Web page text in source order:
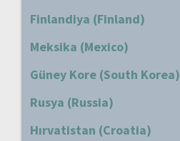
Finlandiya (Finland)
Meksika (Mexico)
Güney Kore (South Korea)
Rusya (Russia)
Hırvatistan (Croatia)